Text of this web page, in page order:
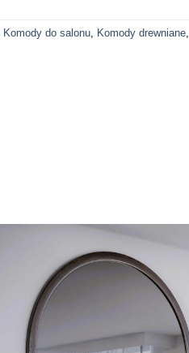
Komody do salonu, Komody drewniane,